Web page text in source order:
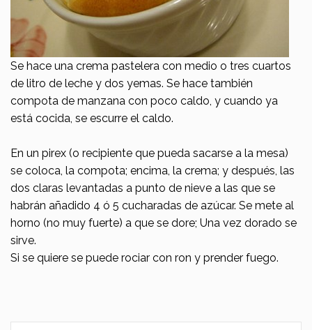
Se hace una crema pastelera con medio o tres cuartos
de litro de leche y dos yemas. Se hace también
compota de manzana con poco caldo, y cuando ya
está cocida, se escurre el caldo.
En un pirex (o recipiente que pueda sacarse a la mesa)
se coloca, la compota; encima, la crema; y después, las
dos claras levantadas a punto de nieve a las que se
habrán añadido 4 ó 5 cucharadas de azúcar. Se mete al
horno (no muy fuerte) a que se dore; Una vez dorado se
sirve.
Si se quiere se puede rociar con ron y prender fuego.